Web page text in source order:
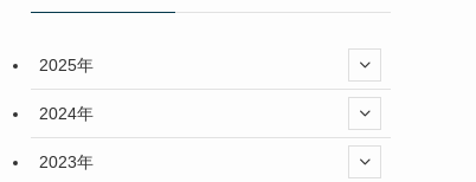
2025年
2024年
2023年